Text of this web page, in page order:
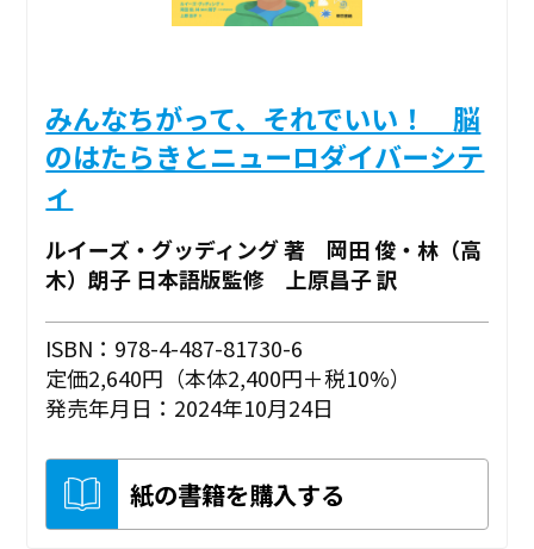
みんなちがって、それでいい！ 脳
のはたらきとニューロダイバーシテ
ィ
ルイーズ・グッディング 著 岡田 俊・林（高
木）朗子 日本語版監修 上原昌子 訳
ISBN：978-4-487-81730-6
定価2,640円（本体2,400円＋税10%）
発売年月日：2024年10月24日
紙の書籍を購入する